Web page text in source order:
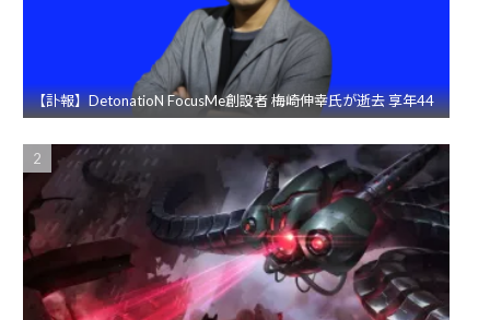
【訃報】DetonatioN FocusMe創設者 梅崎伸幸氏が逝去 享年44